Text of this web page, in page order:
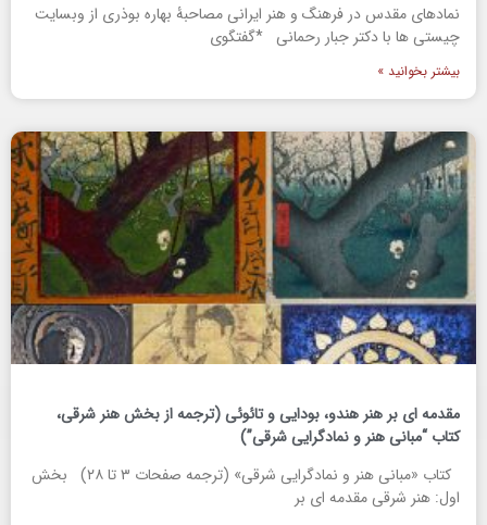
نمادهای مقدس در فرهنگ و هنر ایرانی مصاحبۀ بهاره بوذری از وبسایت
چیستی ها با دکتر جبار رحمانی *گفتگوی
بیشتر بخوانید »
مقدمه ای بر هنر هندو، بودایی و تائوئی (ترجمه از بخش هنر شرقی،
کتاب “مبانی هنر و نمادگرایی شرقی”)
کتاب «مبانی هنر و نمادگرایی شرقی» (ترجمه صفحات ۳ تا ۲۸) بخش
اول: هنر شرقی مقدمه ای بر